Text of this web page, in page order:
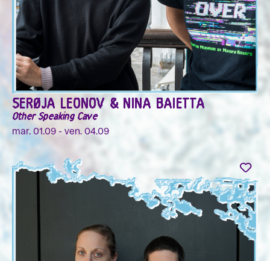
SERØJA LEONOV & NINA BAIETTA
Other Speaking Cave
mar. 01.09 - ven. 04.09